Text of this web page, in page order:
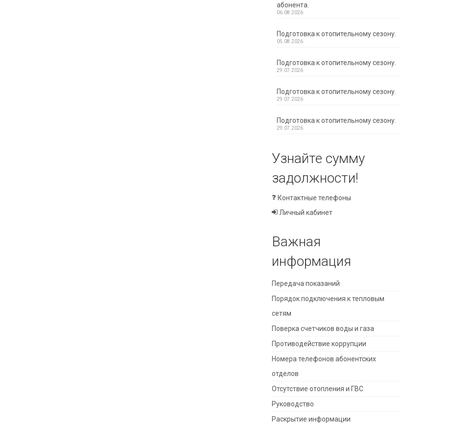
абонента.
06.08.2026
Подготовка к отопительному сезону.
05.08.2026
Подготовка к отопительному сезону.
29.07.2026
Подготовка к отопительному сезону.
29.07.2026
Подготовка к отопительному сезону.
29.07.2026
Узнайте сумму
задолжности!
Контактные телефоны
Личный кабинет
Важная
информация
Передача показаний
Порядок подключения к тепловым
сетям
Поверка счетчиков воды и газа
Противодействие коррупции
Номера телефонов абонентских
отделов
Отсутствие отопления и ГВС
Руководство
Раскрытие информации